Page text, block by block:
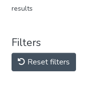
results
Filters
Reset filters